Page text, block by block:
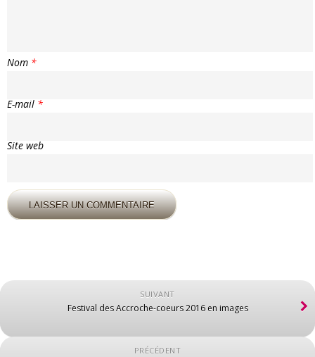
Nom *
E-mail *
Site web
SUIVANT
Festival des Accroche-coeurs 2016 en images
PRÉCÉDENT